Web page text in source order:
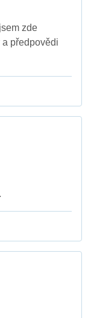
zde
předpovědi